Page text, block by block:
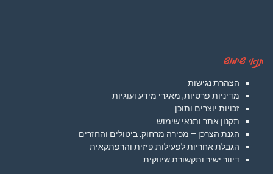
תנאי שימוש
הצהרת נגישות
מדיניות פרטיות, מאגרי מידע ועוגיות
זכויות יוצרים ותוכן
תקנון אתר ותנאי שימוש
הגנת הצרכן – מכירה מרחוק, ביטולים והחזרים
הגבלת אחריות לפעילות פיזית והרפתקאית
דיוור ישיר ותקשורת שיווקית